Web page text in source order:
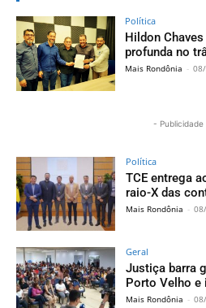
Política
Hildon
profunda no
Mais Rondônia -
- Publicidade
Política
TCE entrega
raio-X das
Mais Rondônia -
Geral
Justiça barra
Porto Velho e
Mais Rondônia -